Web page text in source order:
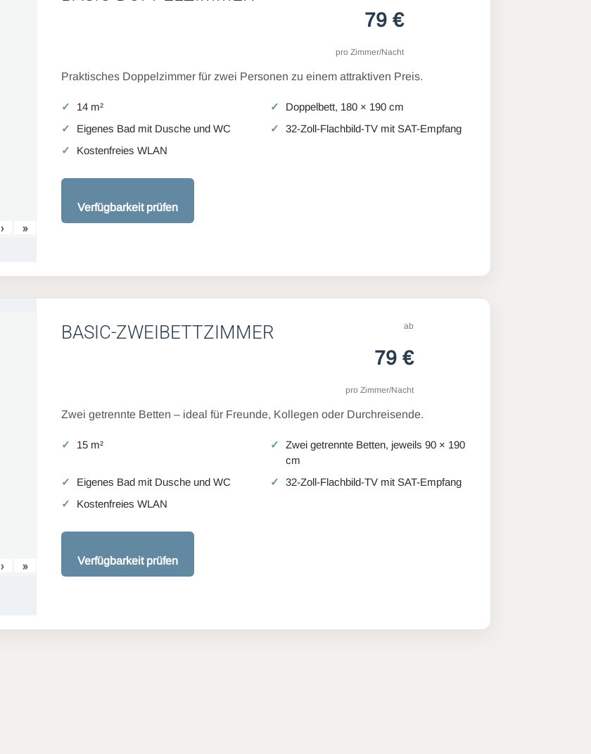
› »
79 €
pro Zimmer/Nacht
Praktisches Doppelzimmer für zwei Personen zu einem attraktiven Preis.
14 m²
Doppelbett, 180 × 190 cm
Eigenes Bad mit Dusche und WC
32-Zoll-Flachbild-TV mit SAT-Empfang
Kostenfreies WLAN
Verfügbarkeit prüfen
› »
BASIC-ZWEIBETTZIMMER ab
79 €
pro Zimmer/Nacht
Zwei getrennte Betten – ideal für Freunde, Kollegen oder Durchreisende.
15 m²
Zwei getrennte Betten, jeweils 90 × 190
cm
Eigenes Bad mit Dusche und WC
32-Zoll-Flachbild-TV mit SAT-Empfang
Kostenfreies WLAN
Verfügbarkeit prüfen